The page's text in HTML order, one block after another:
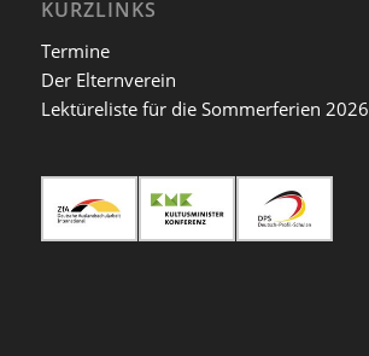
KURZLINKS
Termine
Der Elternverein
Lektüreliste für die Sommerferien 2026